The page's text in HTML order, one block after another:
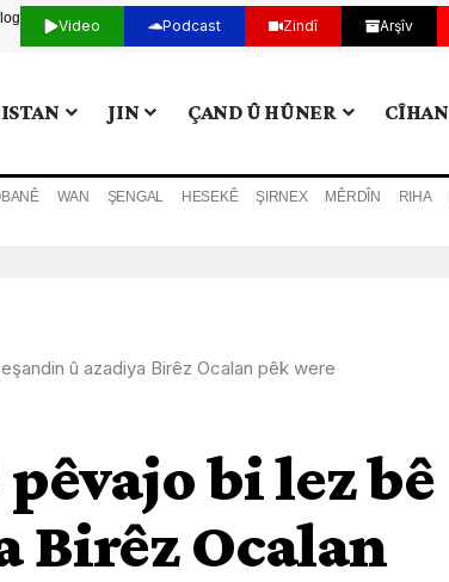
Video Podcast Zindî Arşîv
JIN ÇAND Û HÛNER CÎHAN
WAN ŞENGAL HESEKÊ ŞIRNEX MÊRDÎN RIHA
û azadiya Birêz Ocalan pêk were
bi lez bê
Birêz Ocalan